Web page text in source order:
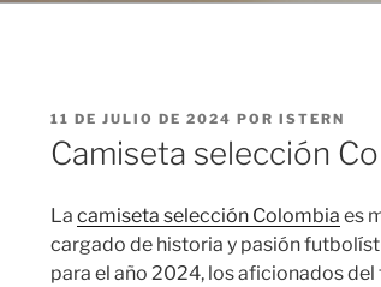
PUBLICADO
EL
11 DE JULIO DE 2024 POR ISTERN
Camiseta selección
La camiseta selección Colombia es
cargado de historia y pasión
para el año 2024, los aficionados